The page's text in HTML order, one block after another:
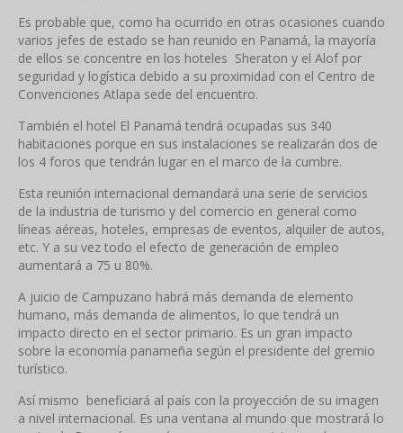
Es probable que, como ha ocurrido en otras ocasiones cuando
varios jefes de estado se han reunido en Panamá, la mayoría
de ellos se concentre en los hoteles Sheraton y el Alof por
seguridad y logística debido a su proximidad con el Centro de
Convenciones Atlapa sede del encuentro.
También el hotel El Panamá tendrá ocupadas sus 340
habitaciones porque en sus instalaciones se realizarán dos de
los 4 foros que tendrán lugar en el marco de la cumbre.
Esta reunión internacional demandará una serie de servicios
de la industria de turismo y del comercio en general como
líneas aéreas, hoteles, empresas de eventos, alquiler de autos,
etc. Y a su vez todo el efecto de generación de empleo
aumentará a 75 u 80%.
A juicio de Campuzano habrá más demanda de elemento
humano, más demanda de alimentos, lo que tendrá un
impacto directo en el sector primario. Es un gran impacto
sobre la economía panameña según el presidente del gremio
turístico.
Así mismo beneficiará al país con la proyección de su imagen
a nivel internacional. Es una ventana al mundo que mostrará lo